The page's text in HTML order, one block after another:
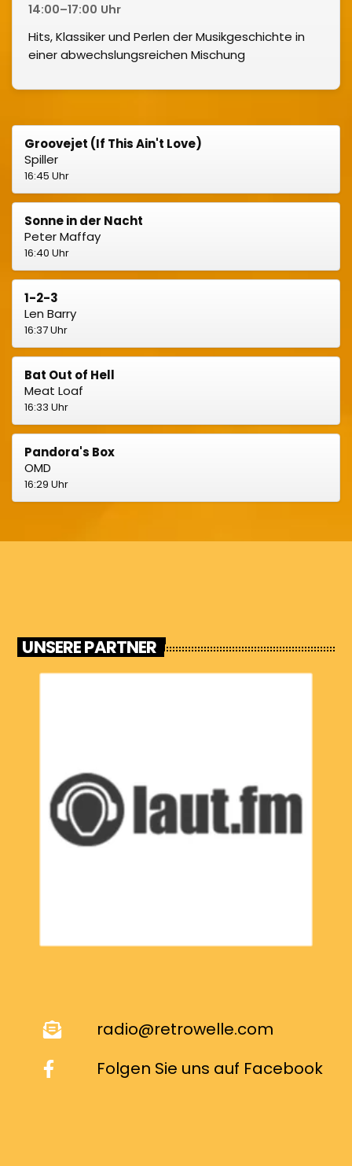
14:00–17:00 Uhr
Hits, Klassiker und Perlen der Musikgeschichte in
einer abwechslungsreichen Mischung
Groovejet (If This Ain't Love)
Spiller
16:45 Uhr
Sonne in der Nacht
Peter Maffay
16:40 Uhr
1-2-3
Len Barry
16:37 Uhr
Bat Out of Hell
Meat Loaf
16:33 Uhr
Pandora's Box
OMD
16:29 Uhr
UNSERE PARTNER
radio@retrowelle.com
Folgen Sie uns auf Facebook